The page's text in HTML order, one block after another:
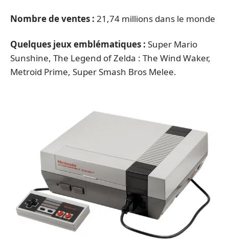
Nombre de ventes : 21,74 millions dans le monde
Quelques jeux emblématiques : Super Mario
Sunshine, The Legend of Zelda : The Wind Waker,
Metroid Prime, Super Smash Bros Melee.